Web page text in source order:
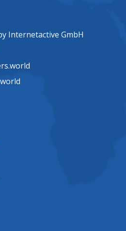
Internetactive GmbH